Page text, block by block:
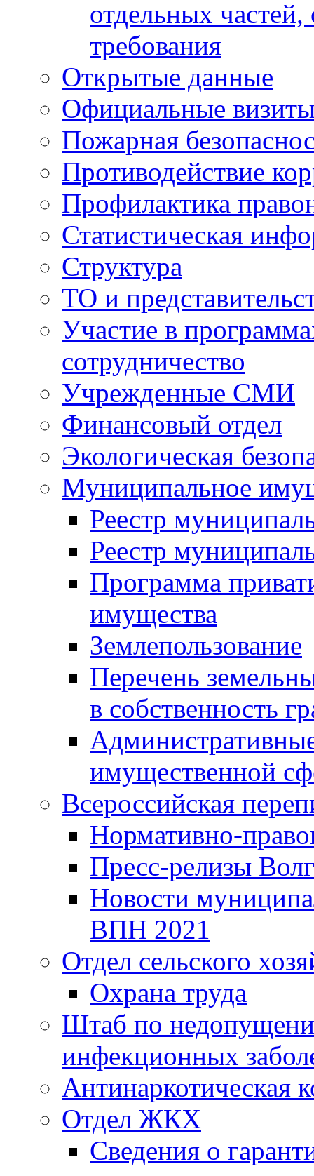
отдельных
требования
Открытые данные
Официальные
Пожарная
Противодействие
Профилактика
Статистическая
Структура
ТО и
Участие в
сотрудничество
Учрежденные СМИ
Финансовый отдел
Экологическая
Муниципальное
Реестр
Реестр
Программа
имущества
Землепользование
Перечень
в собственность
имущественной
Всероссийская
Нормативно-
Пресс-релизы
Новости
ВПН 2021
Отдел сельского
Охрана труда
Штаб по
инфекционных
Антинаркотическая
Отдел ЖКХ
Сведения о